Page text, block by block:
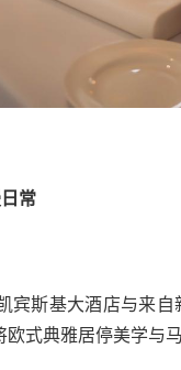
常
宾斯基大酒店与来
式典雅居停美学与